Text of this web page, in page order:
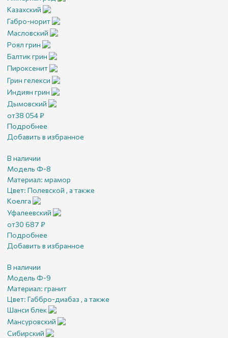
Казахский
Габро-норит
Масловский
Роял грин
Балтик грин
Пироксенит
Грин гелекси
Индиян грин
Дымовский
от38 054₽
Подробнее
Добавить в избранное
В наличии
Модель Ф-8
Материал: мрамор
Цвет: Полевской , а также
Коелга
Уфалеевский
от30 687 ₽
Подробнее
Добавить в избранное
В наличии
Модель Ф-9
Материал: гранит
Цвет: Габбро-диабаз , а также
Шанси блек
Мансуровский
Сибирский